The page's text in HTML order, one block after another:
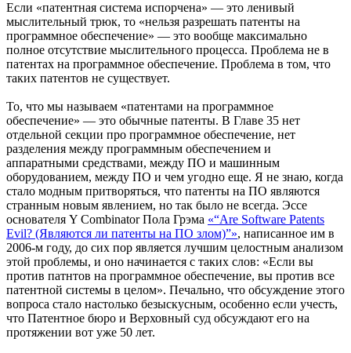
Если «патентная система испорчена» — это ленивый
мыслительный трюк, то «нельзя разрешать патенты на
программное обеспечение» — это вообще максимально
полное отсутствие мыслительного процесса. Проблема не в
патентах на программное обеспечение. Проблема в том, что
таких патентов не существует.
То, что мы называем «патентами на программное
обеспечение» — это обычные патенты. В Главе 35 нет
отдельной секции про программное обеспечение, нет
разделения между программным обеспечением и
аппаратными средствами, между ПО и машинным
оборудованием, между ПО и чем угодно еще. Я не знаю, когда
стало модным притворяться, что патенты на ПО являются
странным новым явлением, но так было не всегда. Эссе
основателя Y Combinator Пола Грэма «“Are Software Patents
Evil? (Являются ли патенты на ПО злом)”», написанное им в
2006-м году, до сих пор является лучшим целостным анализом
этой проблемы, и оно начинается с таких слов: «Если вы
против патнтов на программное обеспечение, вы против все
патентной системы в целом». Печально, что обсуждение этого
вопроса стало настолько безыскусным, особенно если учесть,
что Патентное бюро и Верховный суд обсуждают его на
протяжении вот уже 50 лет.